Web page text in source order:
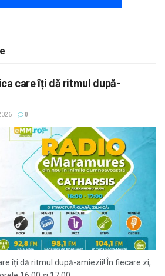
care îți dă ritmul după-
0
îți dă ritmul după-amiezii! În fiecare zi,